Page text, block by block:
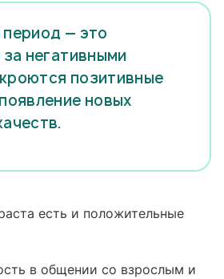
период — это
негативными
позитивные
новых
есть и положительные
в общении со взрослым и